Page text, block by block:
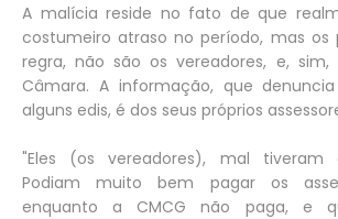
A malícia reside no fato de que
costumeiro atraso no período, mas os
regra, não são os vereadores, e, sim,
Câmara. A informação, que
alguns edis, é dos seus próprios
"Eles (os vereadores), mal tiveram
Podiam muito bem pagar os
enquanto a CMCG não paga, e